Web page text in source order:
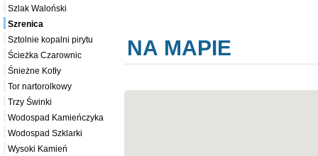
Szlak Waloński
Szrenica
Sztolnie kopalni pirytu
Ścieżka Czarownic
Śnieżne Kotły
Tor nartorolkowy
Trzy Świnki
Wodospad Kamieńczyka
Wodospad Szklarki
Wysoki Kamień
NA MAPIE